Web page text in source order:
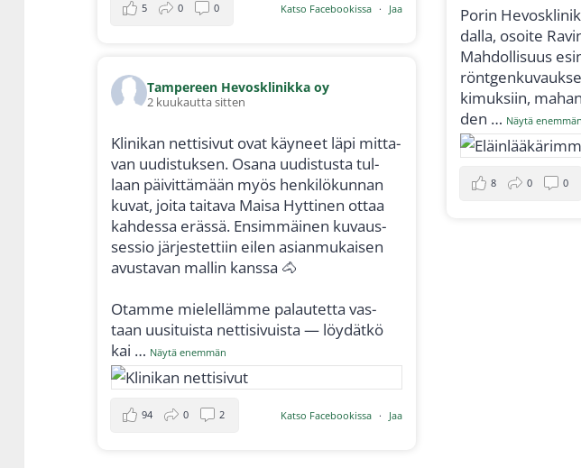
Kat­so Face­boo­kis­sa · Jaa
5 0 0
Porin
dal­la, osoi­te
Mah­dol­li­suus
ki­muk­siin,
den … Näy­tä enem­män
8 0 0
Tam­pe­reen Hevoskli­nik­ka oy
2 kuu­kaut­ta sit­ten
Kli­ni­kan net­ti­si­vut ovat käy­neet läpi mit­ta­
van uudis­tuk­sen. Osa­na uudis­tus­ta tul­
laan päi­vit­tä­mään myös hen­ki­lö­kun­nan
kuvat, joi­ta tai­ta­va Mai­sa Hyt­ti­nen ottaa
kah­des­sa eräs­sä. Ensim­mäi­nen kuvaus­
ses­sio jär­jes­tet­tiin eilen asian­mu­kai­sen
avus­ta­van mal­lin kans­sa 🐴
Otam­me mie­lel­läm­me palau­tet­ta vas­
taan uusi­tuis­ta net­ti­si­vuis­ta — löy­dät­kö
kai­ … Näy­tä enem­män
Kat­so Face­boo­kis­sa · Jaa
94 0 2